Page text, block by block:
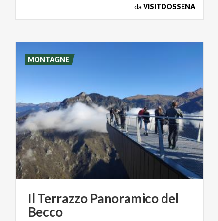
da VISITDOSSENA
Il Terrazzo Panoramicodel
Becco
MONTAGNE